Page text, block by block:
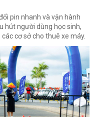
pin nhanh và vận hành
hút người dùng học sinh,
cơ sở cho thuê xe máy.